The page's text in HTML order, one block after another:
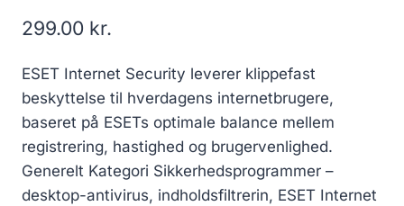
299.00 kr.
ESET Internet Security leverer klippefast
beskyttelse til hverdagens internetbrugere,
baseret på ESETs optimale balance mellem
registrering, hastighed og brugervenlighed.
Generelt Kategori Sikkerhedsprogrammer –
desktop-antivirus, indholdsfiltrerin, ESET Internet